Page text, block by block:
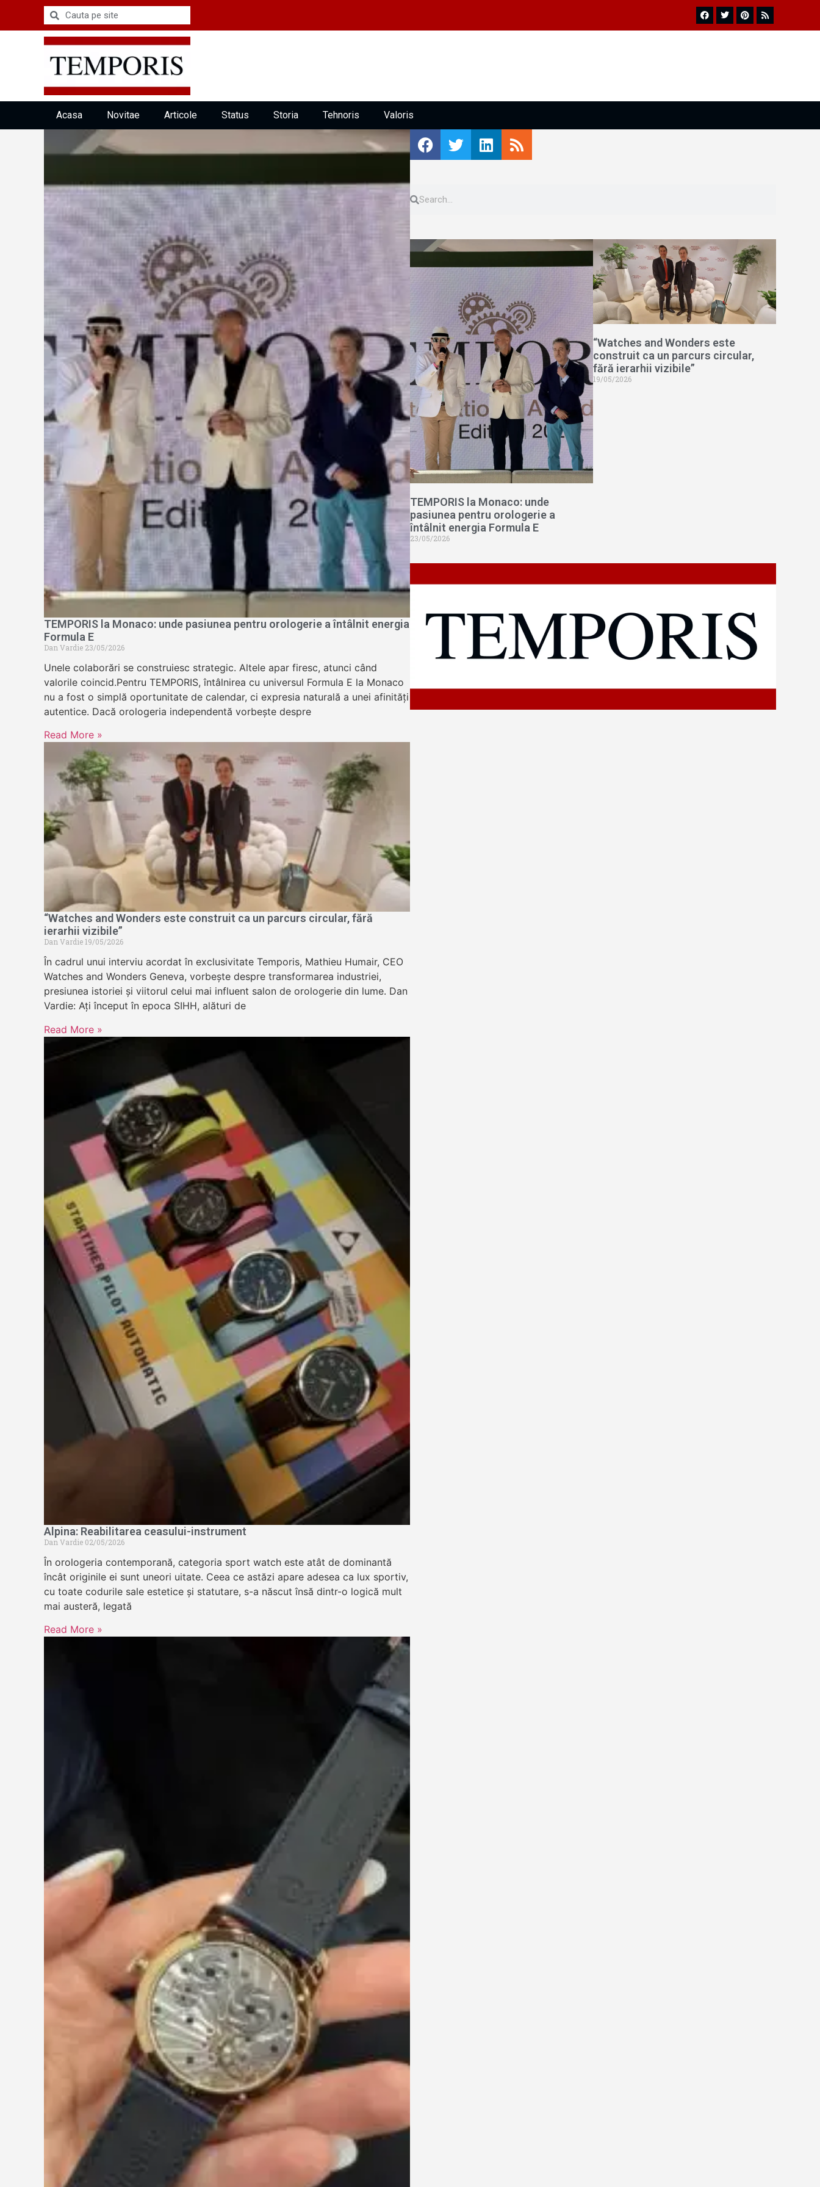
Acasa Novitae Articole Status Storia Tehnoris Valoris
TEMPORIS la Monaco: unde pasiunea pentru orologerie a întâlnit energia
Formula E
Dan Vardie 23/05/2026
Unele colaborări se construiesc strategic. Altele apar firesc, atunci când
valorile coincid.Pentru TEMPORIS, întâlnirea cu universul Formula E la Monaco
nu a fost o simplă oportunitate de calendar, ci expresia naturală a unei afinități
autentice. Dacă orologeria independentă vorbește despre
Read More »
“Watches and Wonders este construit ca un parcurs circular, fără
ierarhii vizibile”
Dan Vardie19/05/2026
În cadrul unui interviu acordat în exclusivitate Temporis, Mathieu Humair, CEO
Watches and Wonders Geneva, vorbește despre transformarea industriei,
presiunea istoriei și viitorul celui mai influent salon de orologerie din lume. Dan
Vardie: Ați început în epoca SIHH, alături de
Read More »
Alpina: Reabilitarea ceasului-instrument
Dan Vardie 02/05/2026
În orologeria contemporană, categoria sport watch este atât de dominantă
încât originile ei sunt uneori uitate. Ceea ce astăzi apare adesea ca lux sportiv,
cu toate codurile sale estetice și statutare, s-a născut însă dintr-o logică mult
mai austeră, legată
Read More »
TEMPORIS la Monaco: unde
pasiunea pentru orologerie a
întâlnit energia Formula E
23/05/2026
“Watches and Wonders este
construit ca un parcurs circular,
fără ierarhii vizibile”
19/05/2026